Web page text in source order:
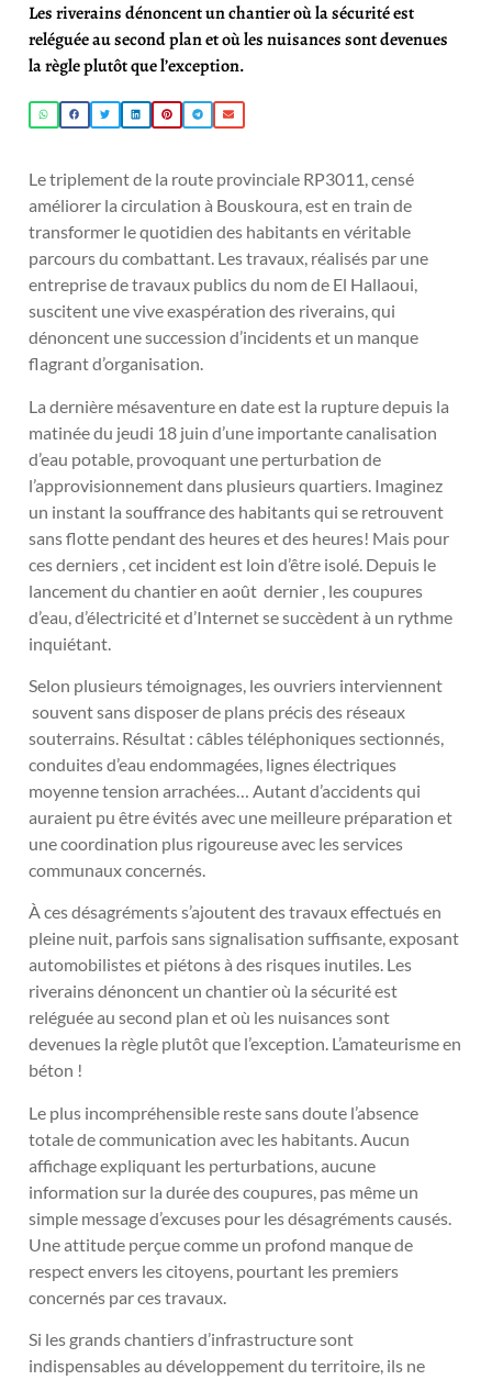
Les riverains dénoncent un chantier où la sécurité est
reléguée au second plan et où les nuisances sont devenues
la règle plutôt que l’exception.
Le triplement de la route provinciale RP3011, censé
améliorer la circulation à Bouskoura, est en train de
transformer le quotidien des habitants en véritable
parcours du combattant. Les travaux, réalisés par une
entreprise de travaux publics du nom de El Hallaoui,
suscitent une vive exaspération des riverains, qui
dénoncent une succession d’incidents et un manque
flagrant d’organisation.
La dernière mésaventure en date est la rupture depuis la
matinée du jeudi 18 juin d’une importante canalisation
d’eau potable, provoquant une perturbation de
l’approvisionnement dans plusieurs quartiers. Imaginez
un instant la souffrance des habitants qui se retrouvent
sans flotte pendant des heures et des heures! Mais pour
ces derniers , cet incident est loin d’être isolé. Depuis le
lancement du chantier en août dernier , les coupures
d’eau, d’électricité et d’Internet se succèdent à un rythme
inquiétant.
Selon plusieurs témoignages, les ouvriers interviennent
souvent sans disposer de plans précis des réseaux
souterrains. Résultat : câbles téléphoniques sectionnés,
conduites d’eau endommagées, lignes électriques
moyenne tension arrachées… Autant d’accidents qui
auraient pu être évités avec une meilleure préparation et
une coordination plus rigoureuse avec les services
communaux concernés.
À ces désagréments s’ajoutent des travaux effectués en
pleine nuit, parfois sans signalisation suffisante, exposant
automobilistes et piétons à des risques inutiles. Les
riverains dénoncent un chantier où la sécurité est
reléguée au second plan et où les nuisances sont
devenues la règle plutôt que l’exception. L’amateurisme en
béton !
Le plus incompréhensible reste sans doute l’absence
totale de communication avec les habitants. Aucun
affichage expliquant les perturbations, aucune
information sur la durée des coupures, pas même un
simple message d’excuses pour les désagréments causés.
Une attitude perçue comme un profond manque de
respect envers les citoyens, pourtant les premiers
concernés par ces travaux.
Si les grands chantiers d’infrastructure sont
indispensables au développement du territoire, ils ne